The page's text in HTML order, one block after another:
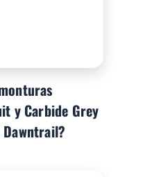
y Carbide Grey
Dawntrail?